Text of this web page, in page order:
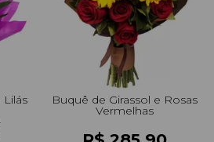
Buquê de Girassol e Rosas
Vermelhas